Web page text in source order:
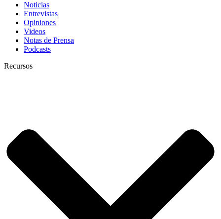
Noticias
Entrevistas
Opiniones
Videos
Notas de Prensa
Podcasts
Recursos